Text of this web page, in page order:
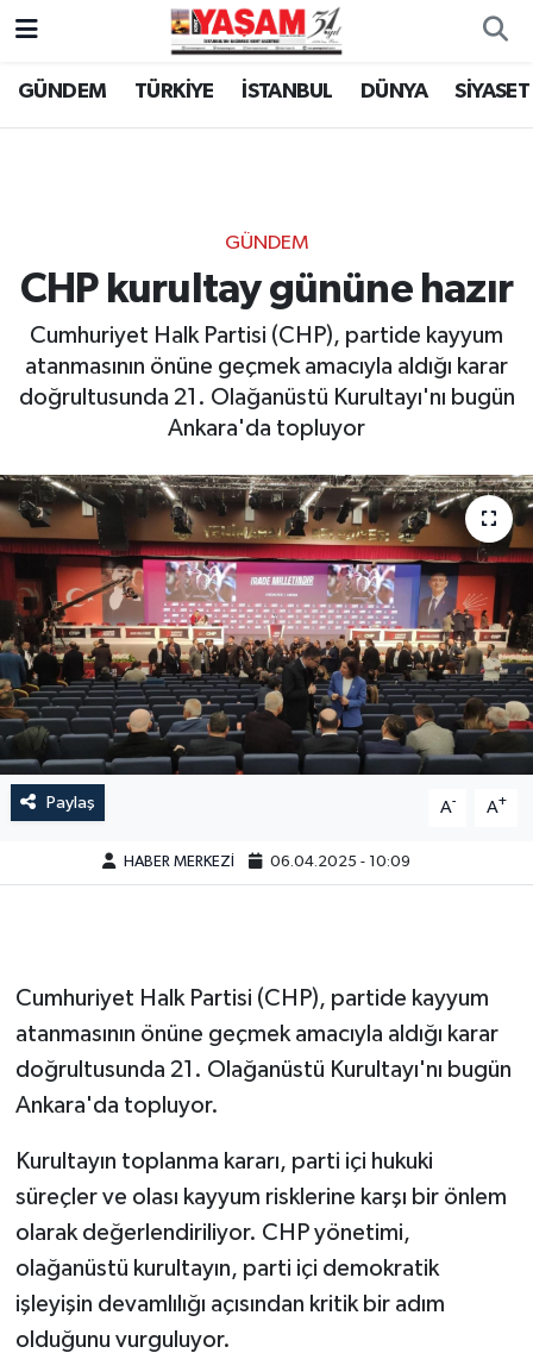
GÜNDEM TÜRKİYE İSTANBUL DÜNYA SİYASET
GÜNDEM
CHP kurultay gününe hazır
Cumhuriyet Halk Partisi (CHP), partide kayyum
atanmasının önüne geçmek amacıyla aldığı karar
doğrultusunda 21. Olağanüstü Kurultayı'nı bugün
Ankara'da topluyor
Paylaş A- A+
HABER MERKEZİ 06.04.2025 - 10:09
Cumhuriyet Halk Partisi (CHP), partide kayyum
atanmasının önüne geçmek amacıyla aldığı karar
doğrultusunda 21. Olağanüstü Kurultayı'nı bugün
Ankara'da topluyor.
Kurultayın toplanma kararı, parti içi hukuki
süreçler ve olası kayyum risklerine karşı bir önlem
olarak değerlendiriliyor. CHP yönetimi,
olağanüstü kurultayın, parti içi demokratik
işleyişin devamlılığı açısından kritik bir adım
olduğunu vurguluyor.